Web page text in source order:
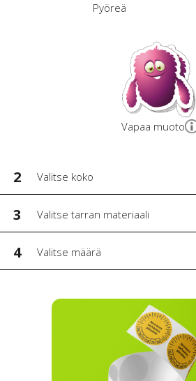
Pyöreä
Vapaa muoto
2 Valitse koko
3 Valitse tarran materiaali
4 Valitse määrä